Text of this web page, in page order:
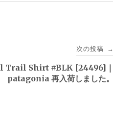
次の投稿 →
Trail Shirt #BLK [24496]｜
patagonia 再入荷しました。